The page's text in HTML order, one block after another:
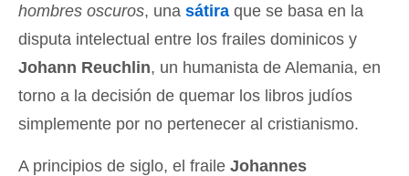
hombres oscuros, una sátira que se basa en la
disputa intelectual entre los frailes dominicos y
Johann Reuchlin, un humanista de Alemania, en
torno a la decisión de quemar los libros judíos
simplemente por no pertenecer al cristianismo.
A principios de siglo, el fraile Johannes